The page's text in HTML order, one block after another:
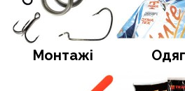
Монтажі Одяг